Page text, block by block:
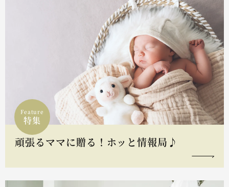
Feature
特集
頑張るママに贈る！ホッと情報局♪